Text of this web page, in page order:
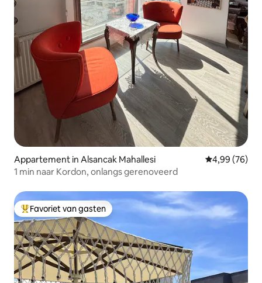
Appartement in Alsancak Mahallesi Gemiddelde
4,99 (76)
1 min naar Kordon, onlangs gerenoveerd
Topfavoriet van gasten
Favoriet van gasten